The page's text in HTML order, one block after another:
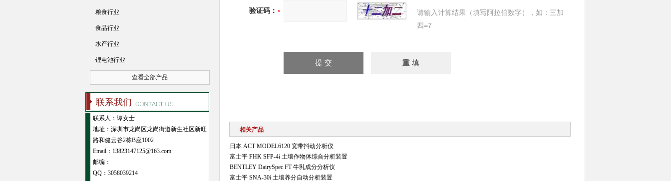
验证码：
请输入计算结果（填写阿拉伯数字），如：三加
四=7
相关产品
日本 ACT MODEL6120 宽带抖动分析仪
富士平 FHK SFP-4i 土壤作物体综合分析装置
BENTLEY DairySpec FT 牛乳成分分析仪
富士平 SNA-30i 土壤养分自动分析装置
粮食行业
食品行业
水产行业
锂电池行业
查看全部产品
联系我们
联系人：谭女士
地址：深圳市龙岗区龙岗街道新生社区新旺
路和健云谷2栋B座1002
Email：13823147125@163.com
邮编：
QQ： 3058039214